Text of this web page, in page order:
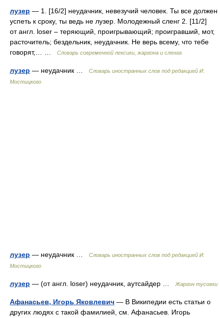
лузер — 1. [16/2] неудачник, невезучий человек. Ты все должен
успеть к сроку, ты ведь не лузер. Молодежный сленг 2. [11/2]
от англ. loser – теряющий, проигрывающий; проигравший, мот,
расточитель; бездельник, неудачник. Не верь всему, что тебе
говорят,… …
Cловарь современной лексики, жаргона и сленга
лузер — неудачник …
Словарь иностранных слов под редакцией И.
Мостицкого
лузер — неудачник …
Словарь иностранных слов под редакцией И.
Мостицкого
лузер — (от англ. loser) неудачник, аутсайдер … Жаргон тусовки
Афанасьев, Игорь Яковлевич — В Википедии есть статьи о
других людях с такой фамилией, см. Афанасьев. Игорь